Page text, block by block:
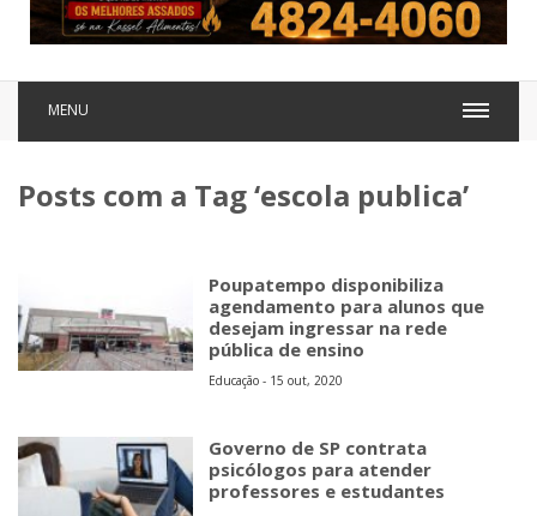
MENU
Posts com a Tag ‘escola publica’
Poupatempo disponibiliza
agendamento para alunos que
desejam ingressar na rede
pública de ensino
Educação - 15 out, 2020
Governo de SP contrata
psicólogos para atender
professores e estudantes